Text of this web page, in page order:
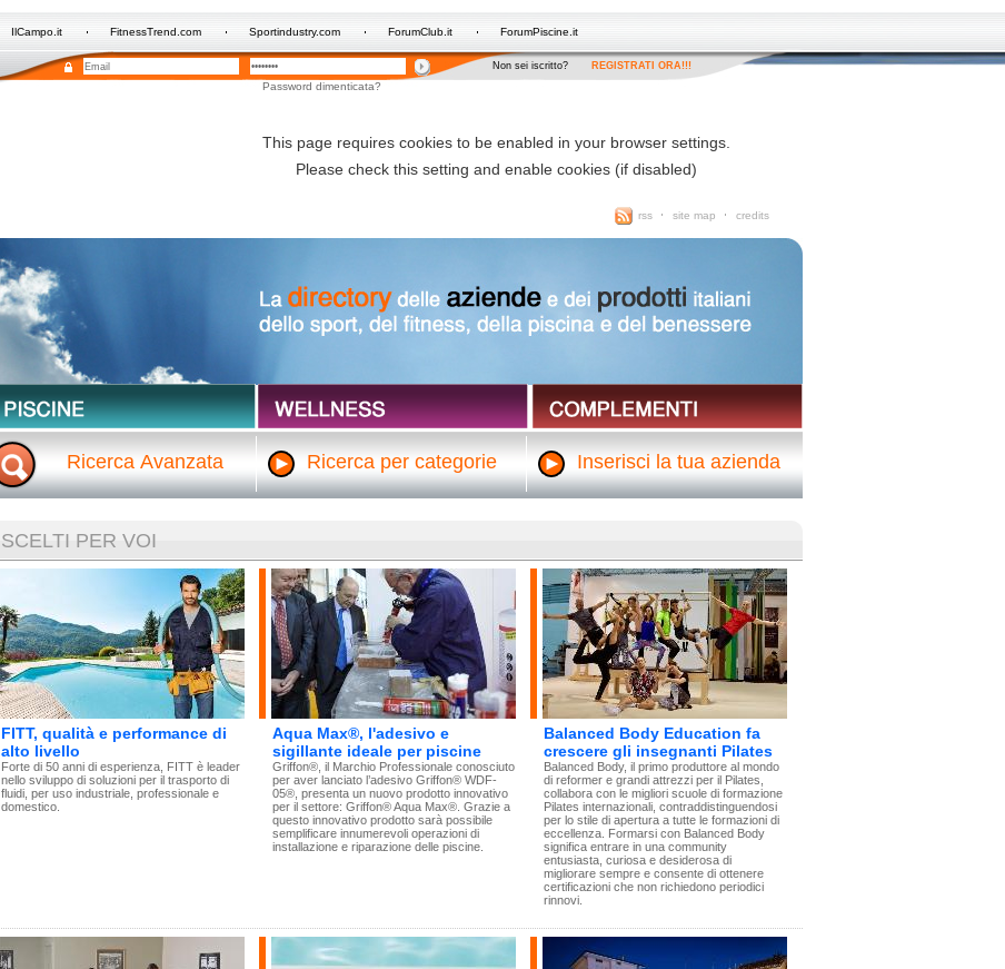
IlCampo.it FitnessTrend.com Sportindustry.com ForumClub.it ForumPiscine.it
Non sei iscritto? REGISTRATI ORA!!!
Password dimenticata?
rss site map credits
Ricerca Avanzata Ricerca per categorie Inserisci la tua azienda
SCELTI PER VOI
FITT, qualità e performance di
alto livello
Forte di 50 anni di esperienza, FITT è leader
nello sviluppo di soluzioni per il trasporto di
fluidi, per uso industriale, professionale e
domestico.
Aqua Max®, l'adesivo e
sigillante ideale per piscine
Griffon®, il Marchio Professionale conosciuto
per aver lanciato l’adesivo Griffon® WDF-
05®, presenta un nuovo prodotto innovativo
per il settore: Griffon® Aqua Max®. Grazie a
questo innovativo prodotto sarà possibile
semplificare innumerevoli operazioni di
installazione e riparazione delle piscine.
Balanced Body Education fa
crescere gli insegnanti Pilates
Balanced Body, il primo produttore al mondo
di reformer e grandi attrezzi per il Pilates,
collabora con le migliori scuole di formazione
Pilates internazionali, contraddistinguendosi
per lo stile di apertura a tutte le formazioni di
eccellenza. Formarsi con Balanced Body
significa entrare in una community
entusiasta, curiosa e desiderosa di
migliorare sempre e consente di ottenere
certificazioni che non richiedono periodici
rinnovi.